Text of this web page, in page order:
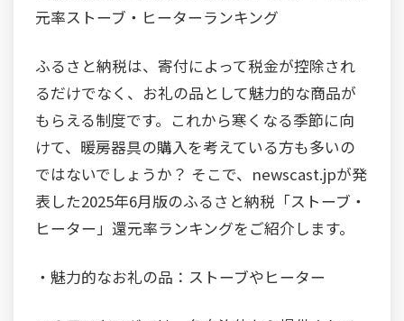
元率ストーブ・ヒーターランキング
ふるさと納税は、寄付によって税金が控除され
るだけでなく、お礼の品として魅力的な商品が
もらえる制度です。これから寒くなる季節に向
けて、暖房器具の購入を考えている方も多いの
ではないでしょうか？ そこで、newscast.jpが発
表した2025年6月版のふるさと納税「ストーブ・
ヒーター」還元率ランキングをご紹介します。
・魅力的なお礼の品：ストーブやヒーター